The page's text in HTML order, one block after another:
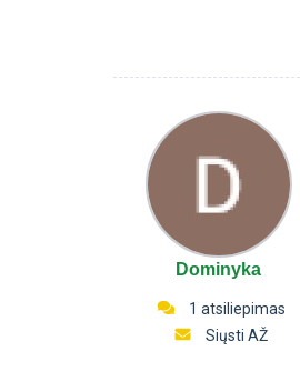
Dominyka
1 atsiliepimas
Siųsti AŽ